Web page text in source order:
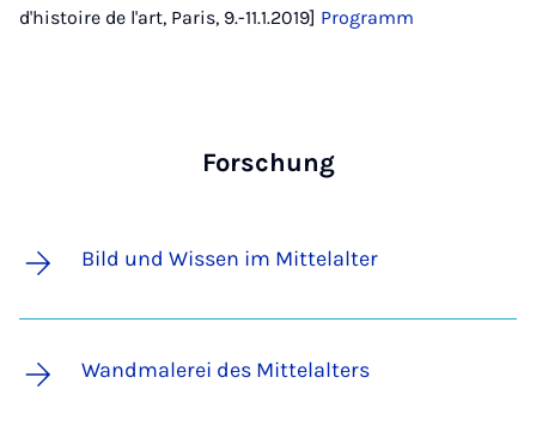
d'histoire de l'art, Paris, 9.-11.1.2019] Programm
Forschung
Bild und Wissen im Mittelalter
Wandmalerei des Mittelalters